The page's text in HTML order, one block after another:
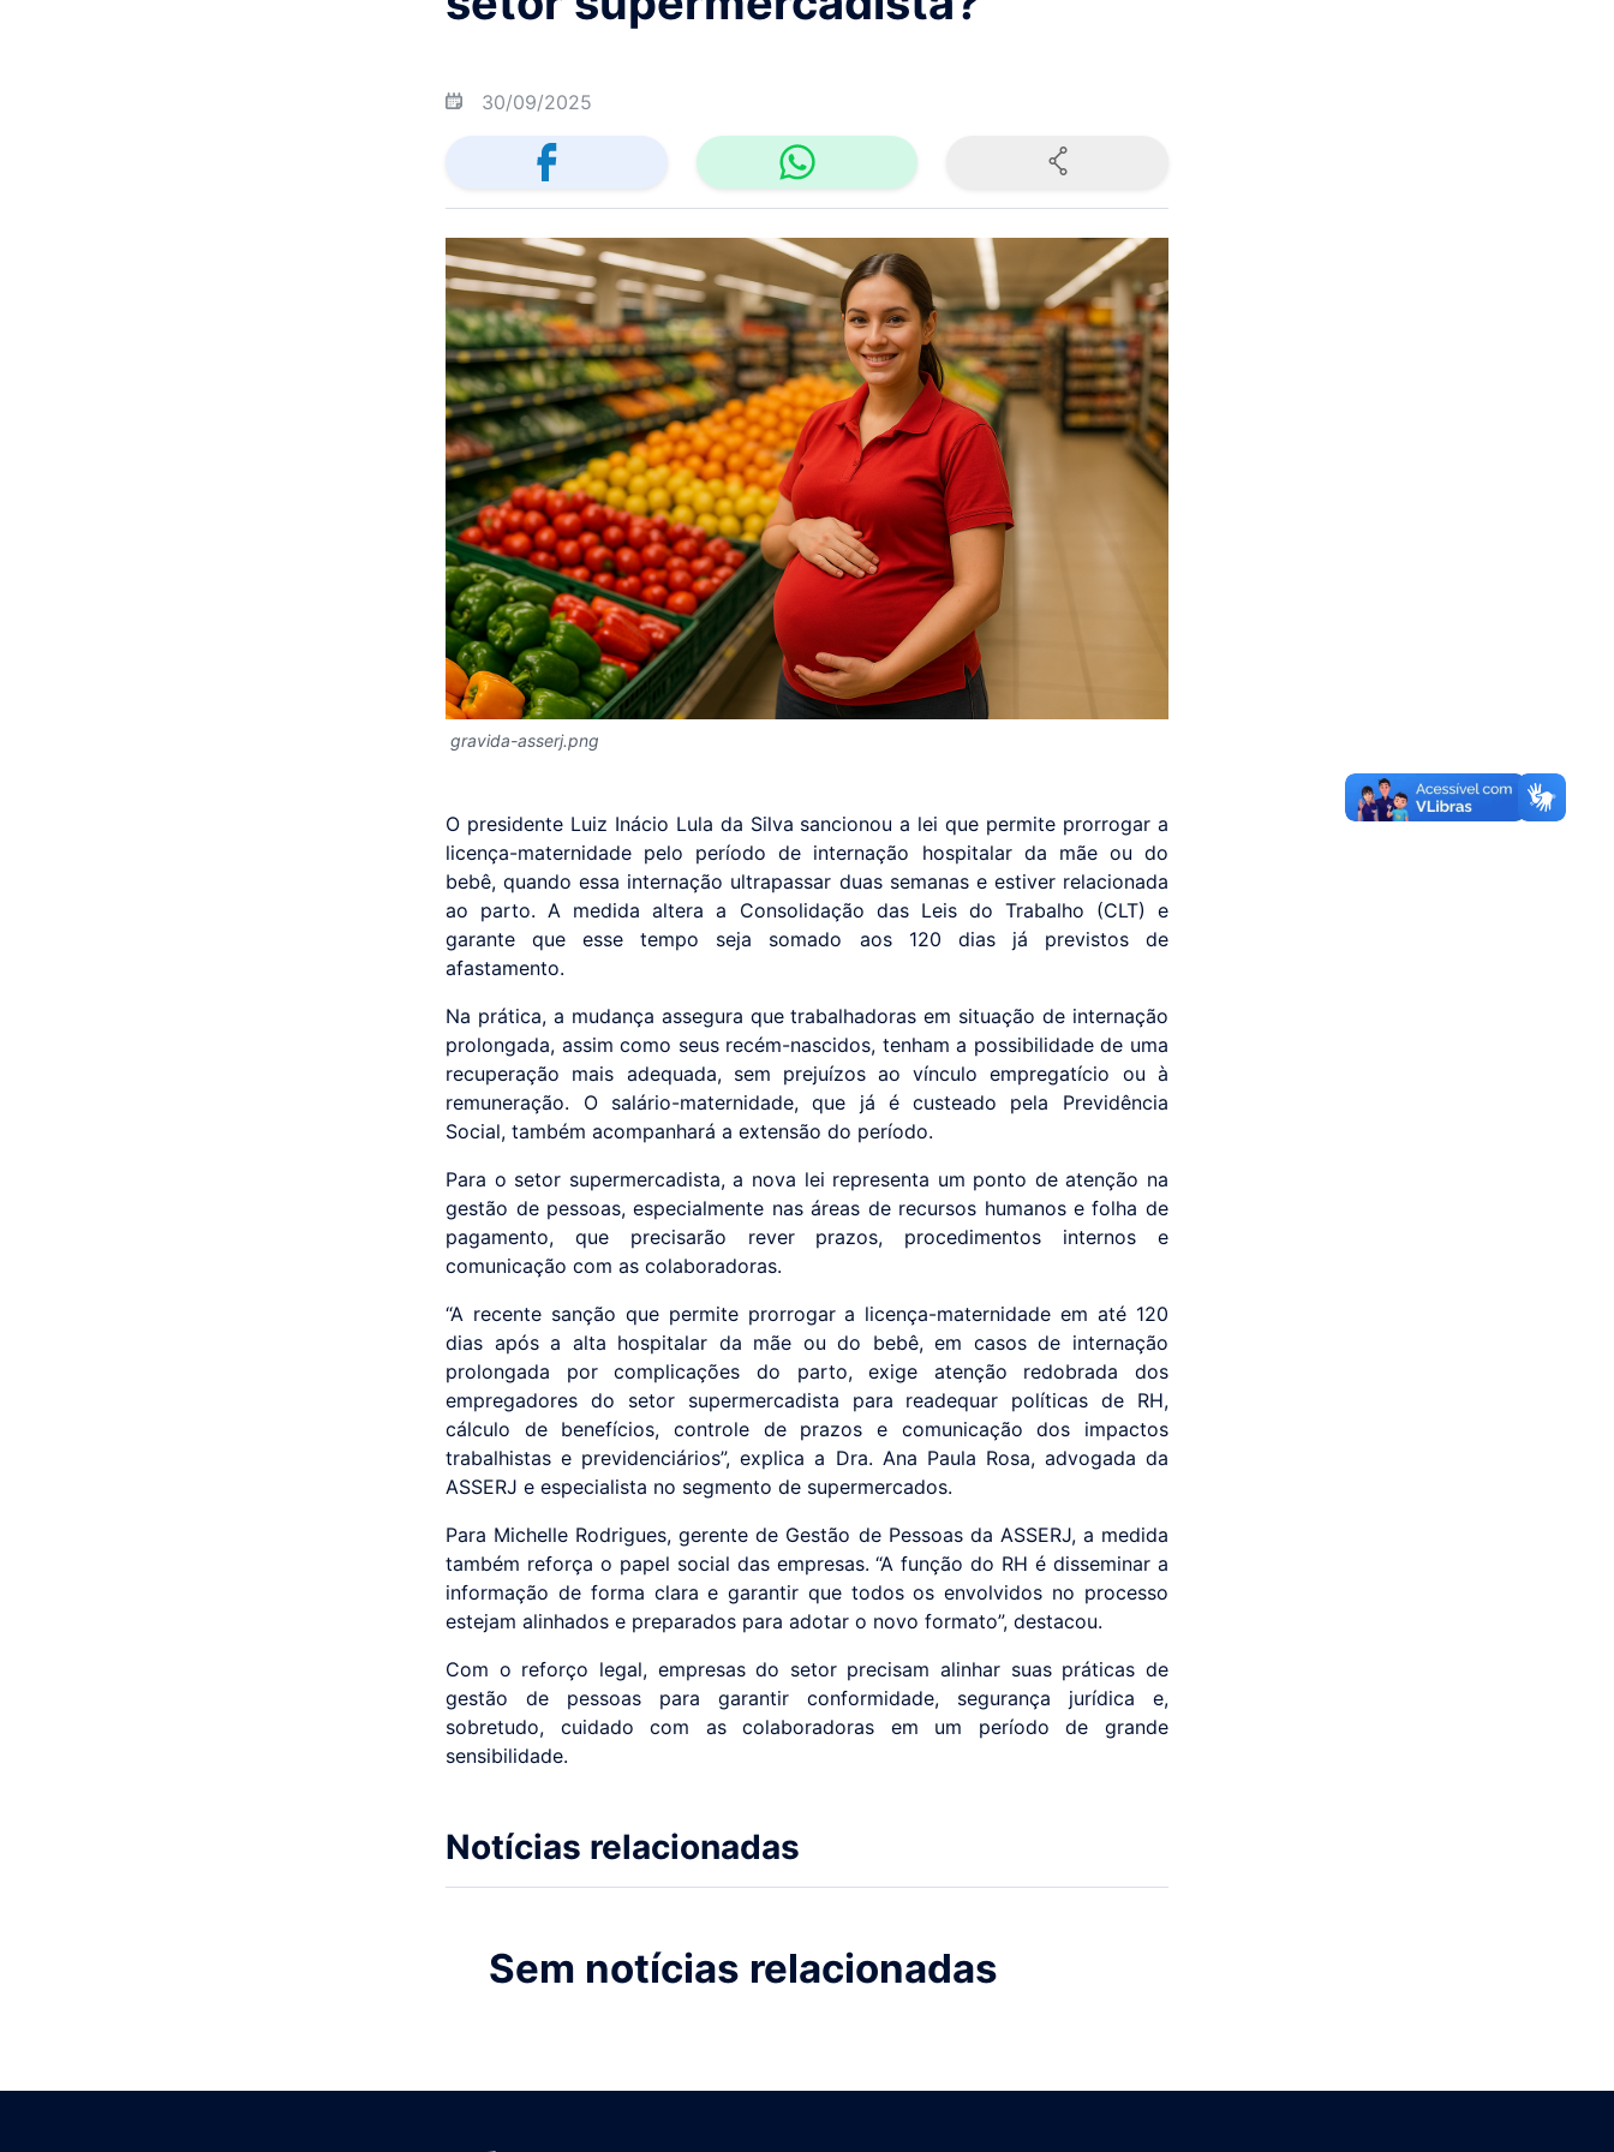
30/09/2025
gravida-asserj.png
O presidente Luiz Inácio Lula da Silva sancionou a lei que permite prorrogar a
licença-maternidade pelo período de internação hospitalar da mãe ou do
bebê, quando essa internação ultrapassar duas semanas e estiver relacionada
ao parto. A medida altera a Consolidação das Leis do Trabalho (CLT) e
garante que esse tempo seja somado aos 120 dias já previstos de
afastamento.
Na prática, a mudança assegura que trabalhadoras em situação de internação
prolongada, assim como seus recém-nascidos, tenham a possibilidade de uma
recuperação mais adequada, sem prejuízos ao vínculo empregatício ou à
remuneração. O salário-maternidade, que já é custeado pela Previdência
Social, também acompanhará a extensão do período.
Para o setor supermercadista, a nova lei representa um ponto de atenção na
gestão de pessoas, especialmente nas áreas de recursos humanos e folha de
pagamento, que precisarão rever prazos, procedimentos internos e
comunicação com as colaboradoras.
“A recente sanção que permite prorrogar a licença-maternidade em até 120
dias após a alta hospitalar da mãe ou do bebê, em casos de internação
prolongada por complicações do parto, exige atenção redobrada dos
empregadores do setor supermercadista para readequar políticas de RH,
cálculo de benefícios, controle de prazos e comunicação dos impactos
trabalhistas e previdenciários”, explica a Dra. Ana Paula Rosa, advogada da
ASSERJ e especialista no segmento de supermercados.
Para Michelle Rodrigues, gerente de Gestão de Pessoas da ASSERJ, a medida
também reforça o papel social das empresas. “A função do RH é disseminar a
informação de forma clara e garantir que todos os envolvidos no processo
estejam alinhados e preparados para adotar o novo formato”, destacou.
Com o reforço legal, empresas do setor precisam alinhar suas práticas de
gestão de pessoas para garantir conformidade, segurança jurídica e,
sobretudo, cuidado com as colaboradoras em um período de grande
sensibilidade.
Notícias relacionadas
Sem notícias relacionadas